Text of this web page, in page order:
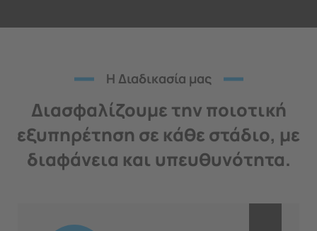
H Διαδικασία μας
Διασφαλίζουμε την ποιοτική
εξυπηρέτηση σε κάθε στάδιο, με
διαφάνεια και υπευθυνότητα.